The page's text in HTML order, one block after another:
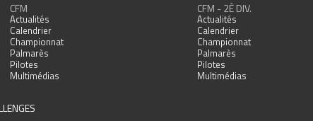
CFM
Actualités
Calendrier
Championnat
Palmarès
Pilotes
Multimédias
CFM - 2È DIV.
Actualités
Calendrier
Championnat
Palmarès
Pilotes
Multimédias